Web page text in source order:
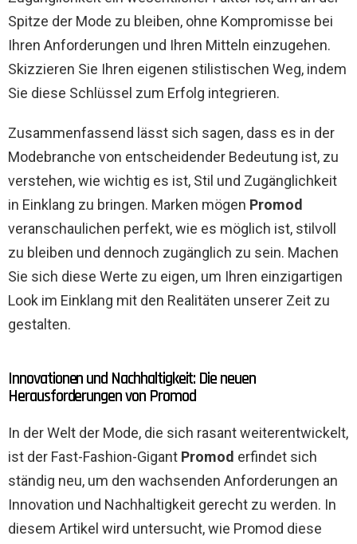
Spitze der Mode zu bleiben, ohne Kompromisse bei
Ihren Anforderungen und Ihren Mitteln einzugehen.
Skizzieren Sie Ihren eigenen stilistischen Weg, indem
Sie diese Schlüssel zum Erfolg integrieren.
Zusammenfassend lässt sich sagen, dass es in der
Modebranche von entscheidender Bedeutung ist, zu
verstehen, wie wichtig es ist, Stil und Zugänglichkeit
in Einklang zu bringen. Marken mögen Promod
veranschaulichen perfekt, wie es möglich ist, stilvoll
zu bleiben und dennoch zugänglich zu sein. Machen
Sie sich diese Werte zu eigen, um Ihren einzigartigen
Look im Einklang mit den Realitäten unserer Zeit zu
gestalten.
Innovationen und Nachhaltigkeit: Die neuen
Herausforderungen von Promod
In der Welt der Mode, die sich rasant weiterentwickelt,
ist der Fast-Fashion-Gigant Promod erfindet sich
ständig neu, um den wachsenden Anforderungen an
Innovation und Nachhaltigkeit gerecht zu werden. In
diesem Artikel wird untersucht, wie Promod diese